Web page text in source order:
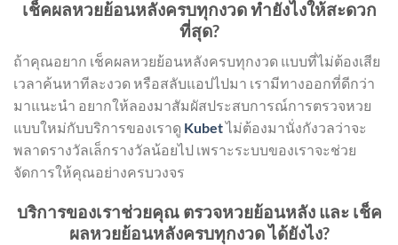
เช็คผลหวยย้อนหลังครบทุกงวด ทำยังไงให้สะดวก
ที่สุด?
ถ้าคุณอยาก เช็คผลหวยย้อนหลังครบทุกงวด แบบที่ไม่ต้องเสีย
เวลาค้นหาทีละงวด หรือสลับแอปไปมา เรามีทางออกที่ดีกว่า
มาแนะนำ อยากให้ลองมาสัมผัสประสบการณ์การตรวจหวย
แบบใหม่กับบริการของเราดู Kubetไม่ต้องมานั่งกังวลว่าจะ
พลาดรางวัลเล็กรางวัลน้อยไป เพราะระบบของเราจะช่วย
จัดการให้คุณอย่างครบวงจร
บริการของเราช่วยคุณ ตรวจหวยย้อนหลัง และ เช็ค
ผลหวยย้อนหลังครบทุกงวด ได้ยังไง?